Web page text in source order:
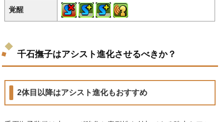
覚醒
千石撫子はアシスト進化させるべきか？
2体目以降はアシスト進化もおすすめ